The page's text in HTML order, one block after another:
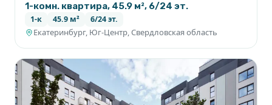
1-комн. квартира, 45.9 м², 6/24 эт.
1-к 45.9 м² 6/24 эт.
Екатеринбург, Юг-Центр, Свердловская область